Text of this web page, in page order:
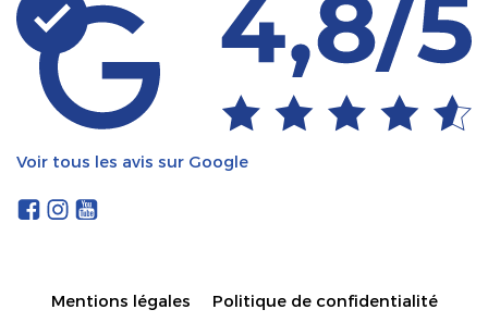
Voir tous les avis sur Google
Mentions légales
Politique de confidentialité